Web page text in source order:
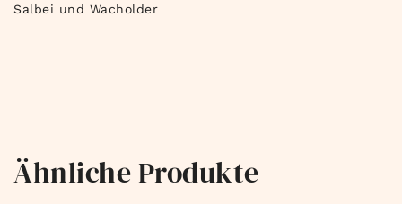
Salbei und Wacholder
Ähnliche Produkte